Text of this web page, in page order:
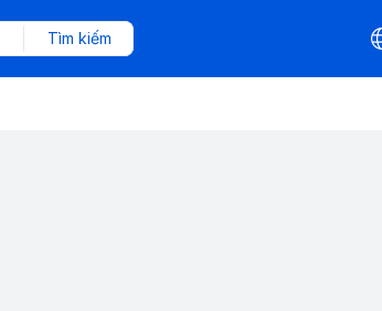
Tìm kiếm